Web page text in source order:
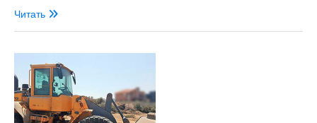
Читать